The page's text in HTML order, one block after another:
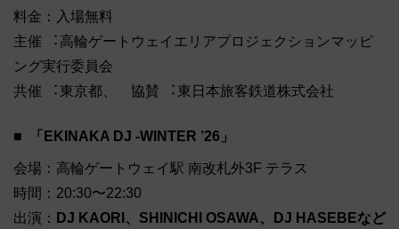
料金：入場無料
主催 ︓⾼輪ゲートウェイエリアプロジェクションマッピ
ング実⾏委員会
共催 ︓東京都、 協賛 ︓東⽇本旅客鉄道株式会社
「EKINAKA DJ -WINTER ’26」
会場：高輪ゲートウェイ駅 南改札外3F テラス
時間：20:30〜22:30
出演： DJ KAORI、SHINICHI OSAWA、DJ HASEBEなど